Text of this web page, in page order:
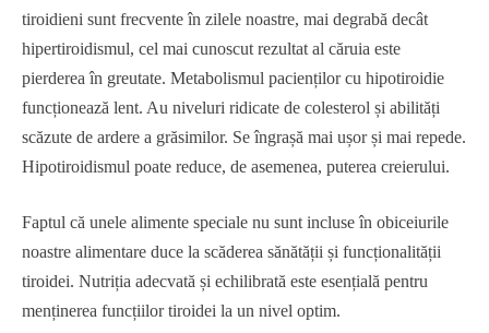
tiroidieni sunt frecvente în zilele noastre, mai degrabă decât
hipertiroidismul, cel mai cunoscut rezultat al căruia este
pierderea în greutate. Metabolismul pacienților cu hipotiroidie
funcționează lent. Au niveluri ridicate de colesterol și abilități
scăzute de ardere a grăsimilor. Se îngrașă mai ușor și mai repede.
Hipotiroidismul poate reduce, de asemenea, puterea creierului.
Faptul că unele alimente speciale nu sunt incluse în obiceiurile
noastre alimentare duce la scăderea sănătății și funcționalității
tiroidei. Nutriția adecvată și echilibrată este esențială pentru
menținerea funcțiilor tiroidei la un nivel optim.